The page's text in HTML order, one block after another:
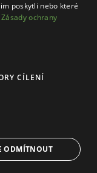
FINAL20:1279.20 Kč
sandály dámské
1799.00 Kč
poskytli nebo které
Zásady ochrany
CÍLENÍ
ODMÍTNOUT